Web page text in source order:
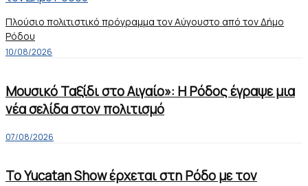
Πλούσιο πολιτιστικό πρόγραμμα τον Αύγουστο από τον Δήμο
Ρόδου
10/08/2026
Μουσικό Ταξίδι στο Αιγαίο»: Η Ρόδος έγραψε μια
νέα σελίδα στον πολιτισμό
07/08/2026
Το Yucatan Show έρχεται στη Ρόδο με τον